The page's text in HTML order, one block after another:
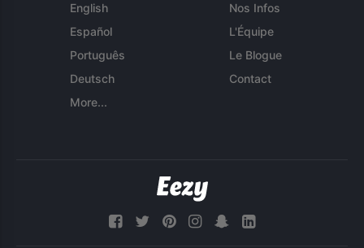
English
Español
Português
Deutsch
More...
Nos Infos
L'Équipe
Le Blogue
Contact